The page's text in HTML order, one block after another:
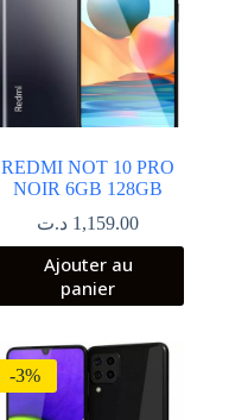
REDMI NOT 10 PRO
NOIR 6GB 128GB
1,159.00 د.ت
Ajouter au
panier
-3%